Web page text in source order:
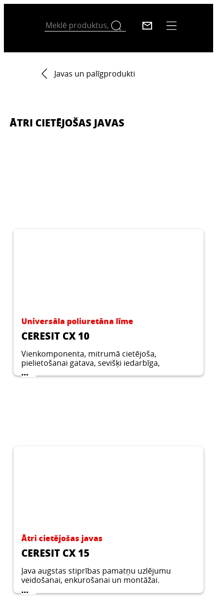
Javas un palīgprodukti
ĀTRI CIETĒJOŠAS JAVAS
Universāla poliuretāna līme
CERESIT CX 10
Vienkomponenta, mitrumā cietējoša,
pielietošanai gatava, sevišķi iedarbīga,
universāla poliuretāna putu līme.
...
Ātri cietējošas javas
CERESIT CX 15
Java augstas stiprības pamatņu uzlējumu
veidošanai, enkurošanai un montāžai.
...